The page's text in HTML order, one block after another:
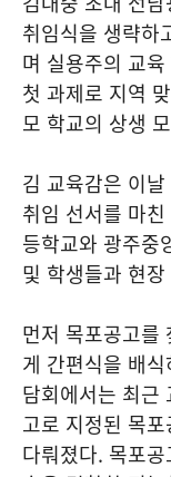
취임식을 생략하
며 실용주의 교
첫 과제로 지역
모 학교의 상생
김 교육감은 이
취임 선서를 마
등학교와 광주중
및 학생들과 현
먼저 목포공고를
게 간편식을 배
담회에서는 최근
고로 지정된 목
다뤄졌다. 목포